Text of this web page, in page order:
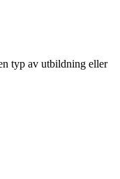
typ av utbildning eller